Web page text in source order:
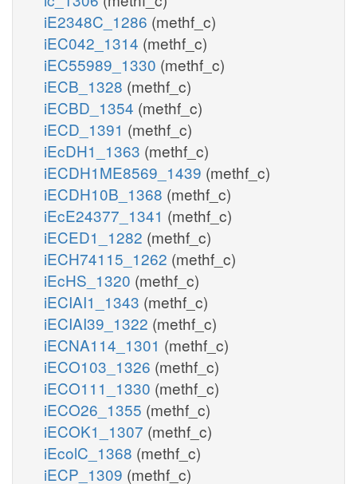
iE2348C_1286 (methf_c)
iEC042_1314 (methf_c)
iEC55989_1330 (methf_c)
iECB_1328 (methf_c)
iECBD_1354 (methf_c)
iECD_1391 (methf_c)
iEcDH1_1363 (methf_c)
iECDH1ME8569_1439 (methf_c)
iECDH10B_1368 (methf_c)
iEcE24377_1341 (methf_c)
iECED1_1282 (methf_c)
iECH74115_1262 (methf_c)
iEcHS_1320 (methf_c)
iECIAI1_1343 (methf_c)
iECIAI39_1322 (methf_c)
iECNA114_1301 (methf_c)
iECO103_1326 (methf_c)
iECO111_1330 (methf_c)
iECO26_1355 (methf_c)
iECOK1_1307 (methf_c)
iEcolC_1368 (methf_c)
iECP_1309 (methf_c)